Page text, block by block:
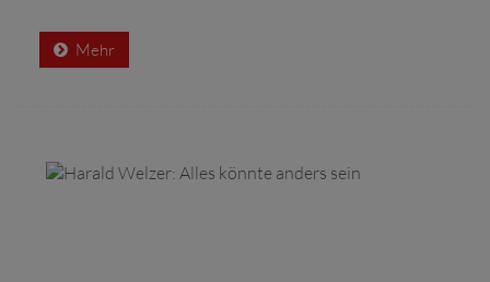
Mehr